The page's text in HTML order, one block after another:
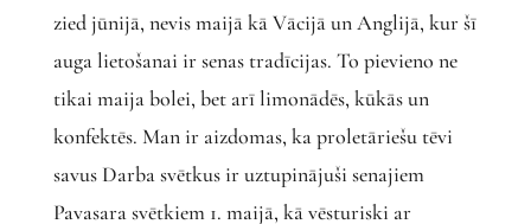
zied jūnijā, nevis maijā kā Vācijā un Anglijā, kur šī
auga lietošanai ir senas tradīcijas. To pievieno ne
tikai maija bolei, bet arī limonādēs, kūkās un
konfektēs. Man ir aizdomas, ka proletāriešu tēvi
savus Darba svētkus ir uztupinājuši senajiem
Pavasara svētkiem 1. maijā, kā vēsturiski ar